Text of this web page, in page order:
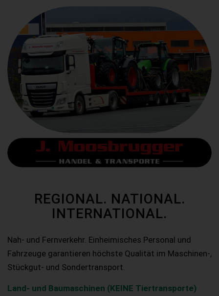
REGIONAL. NATIONAL.
INTERNATIONAL.
Nah- und Fernverkehr. Einheimisches Personal und
Fahrzeuge garantieren höchste Qualität im Maschinen-,
Stückgut- und Sondertransport.
Land- und Baumaschinen (KEINE Tiertransporte)